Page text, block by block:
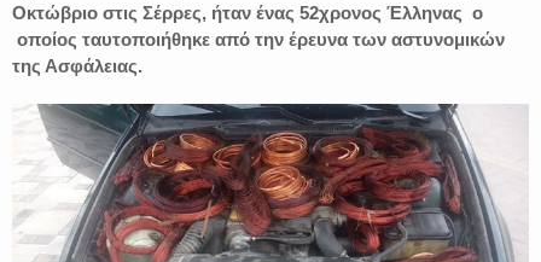
Οκτώβριο στις Σέρρες, ήταν ένας 52χρονος Έλληνας ο
οποίος ταυτοποιήθηκε από την έρευνα των αστυνομικών
της Ασφάλειας.